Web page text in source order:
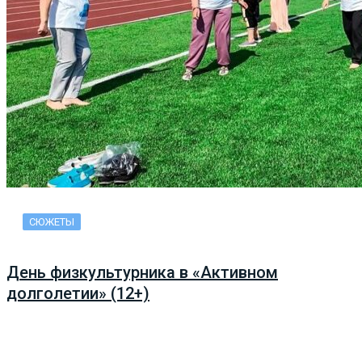
СЮЖЕТЫ
День физкультурника в «Активном
долголетии» (12+)